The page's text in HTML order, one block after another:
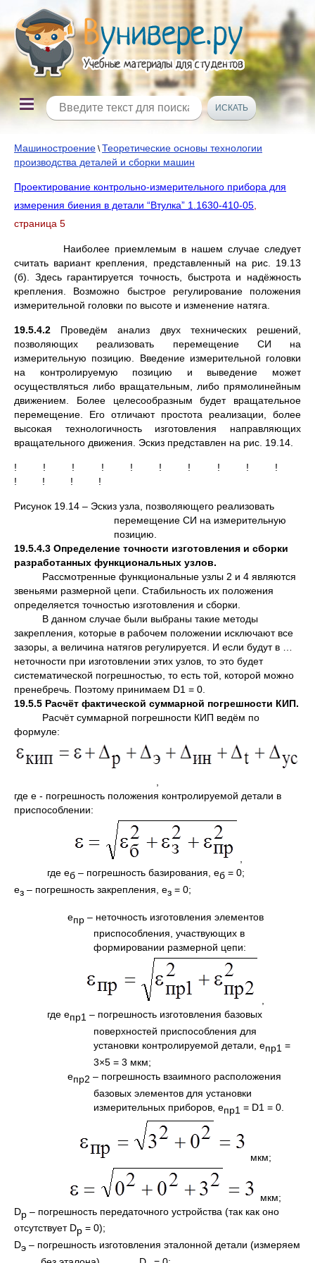
Машиностроение \Теоретические основы технологии
производства деталей и сборки машин
Проектирование контрольно-измерительного прибора для
измерения биения в детали “Втулка” 1.1630-410-05
страница 5
Наиболее приемлемым в нашем случае следует
считать вариант крепления, представленный на рис. 19.13
(б). Здесь гарантируется точность, быстрота и надёжность
крепления. Возможно быстрое регулирование положения
измерительной головки по высоте и изменение натяга.
19.5.4.2 Проведём анализ двух технических решений,
позволяющих реализовать перемещение СИ на
измерительную позицию. Введение измерительной головки
на контролируемую позицию и выведение может
осуществляться либо вращательным, либо прямолинейным
движением. Более целесообразным будет вращательное
перемещение. Его отличают простота реализации, более
высокая технологичность изготовления направляющих
вращательного движения. Эскиз представлен на рис. 19.14.
! ! ! ! ! ! ! ! ! !
! ! ! !
Рисунок 19.14 – Эскиз узла, позволяющего реализовать
перемещение СИ на измерительную
позицию.
19.5.4.3 Определение точности изготовления и сборки
разработанных функциональных узлов.
Рассмотренные функциональные узлы 2 и 4 являются
звеньями размерной цепи. Стабильность их положения
определяется точностью изготовления и сборки.
В данном случае были выбраны такие методы
закрепления, которые в рабочем положении исключают все
зазоры, а величина натягов регулируется. И если будут в …
неточности при изготовлении этих узлов, то это будет
систематической погрешностью, то есть той, которой можно
пренебречь. Поэтому принимаем D1 = 0.
19.5.5 Расчёт фактической суммарной погрешности КИП.
Расчёт суммарной погрешности КИП ведём по
формуле:
где e - погрешность положения контролируемой детали в
приспособлении:
где eб – погрешность базирования, eб = 0;
eз – погрешность закрепления, eз = 0;
eпр – неточность изготовления элементов
приспособления, участвующих в
формировании размерной цепи:
,
где eпр1 – погрешность изготовления базовых
поверхностей приспособления для
установки контролируемой детали, eпр1 =
3×5 = 3 мкм;
eпр2 – погрешность взаимного расположения
базовых элементов для установки
измерительных приборов, eпр1 = D1 = 0.
мкм;
мкм;
Dр – погрешность передаточного устройства (так как оно
отсутствует Dр = 0);
Dэ – погрешность изготовления эталонной детали (измеряем